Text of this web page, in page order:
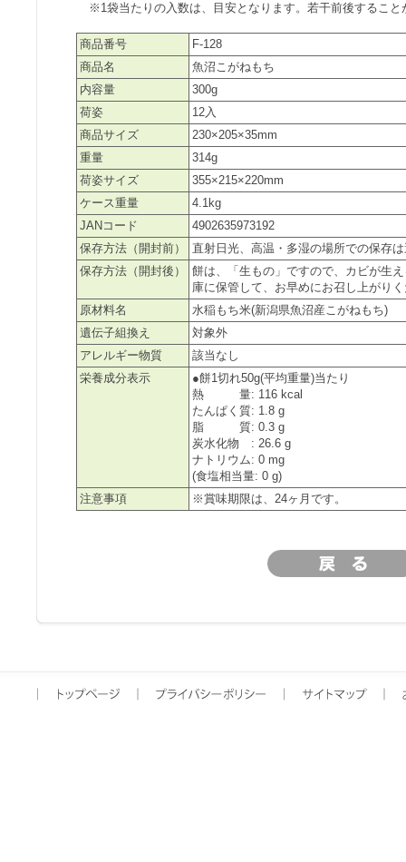
※1袋当たりの入数は、目安となります。若干前後するこ
商品番号
F-128
商品名
魚沼こがねもち
内容量
300g
荷姿
12入
商品サイズ
230×205×35mm
重量
314g
荷姿サイズ
355×215×220mm
ケース重量
4.1kg
JANコード
4902635973192
保存方法（開封前）
直射日光、高温・多湿の場所での保存
保存方法（開封後）
餅は、「生もの」ですので、カビが生
庫に保管して、お早めにお召し上がり
原材料名
水稲もち米(新潟県魚沼産こがねもち)
遺伝子組換え
対象外
アレルギー物質
該当なし
栄養成分表示
●餅1切れ50g(平均重量)当たり
熱 量: 116 kcal
たんぱく質: 1.8 g
脂 質: 0.3 g
炭水化物 : 26.6 g
ナトリウム: 0 mg
(食塩相当量: 0 g)
注意事項
※賞味期限は、24ヶ月です。